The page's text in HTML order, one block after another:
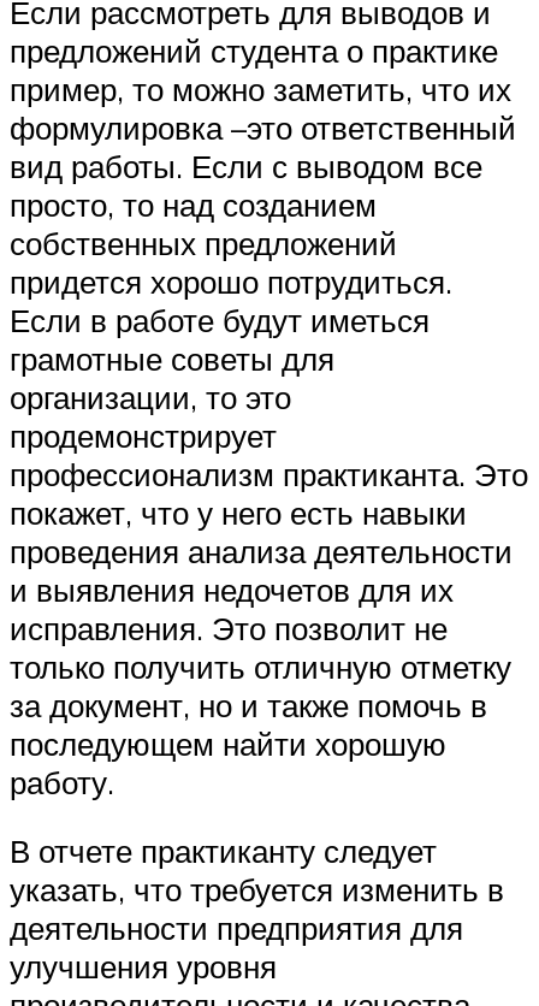
Если рассмотреть для выводов и
предложений студента о практике
пример, то можно заметить, что их
формулировка –это ответственный
вид работы. Если с выводом все
просто, то над созданием
собственных предложений
придется хорошо потрудиться.
Если в работе будут иметься
грамотные советы для
организации, то это
продемонстрирует
профессионализм практиканта. Это
покажет, что у него есть навыки
проведения анализа деятельности
и выявления недочетов для их
исправления. Это позволит не
только получить отличную отметку
за документ, но и также помочь в
последующем найти хорошую
работу.
В отчете практиканту следует
указать, что требуется изменить в
деятельности предприятия для
улучшения уровня